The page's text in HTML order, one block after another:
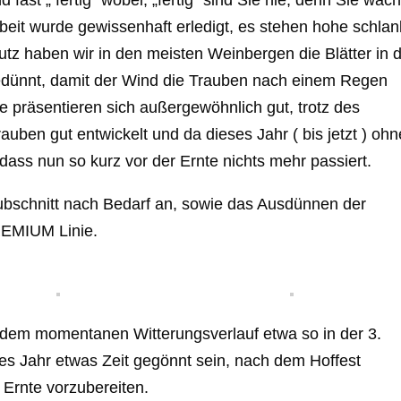
wurde gewissenhaft erledigt, es stehen hohe
haben wir in den meisten Weinbergen die Blätter in
damit der Wind die Trauben nach einem Regen
präsentieren sich außergewöhnlich gut, trotz des
gut entwickelt und dadieses Jahr ( bis jetzt )
nun so kurz vor der Ernte nichts mehr passiert.
nach Bedarf an, sowie das Ausdünnen der
Linie.
momentanen Witterungsverlauf etwa so in der 3.
Jahr etwas Zeit gegönnt sein, nach dem Hoffest
vorzubereiten.